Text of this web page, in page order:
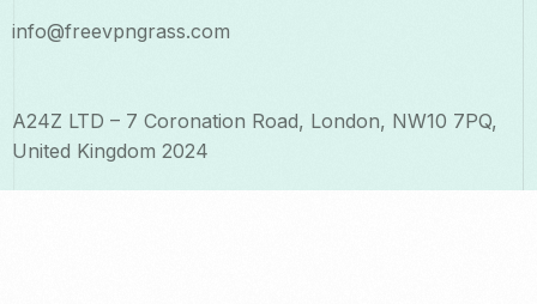
info@freevpngrass.com
A24Z LTD – 7 Coronation Road, London, NW10 7PQ,
United Kingdom 2024